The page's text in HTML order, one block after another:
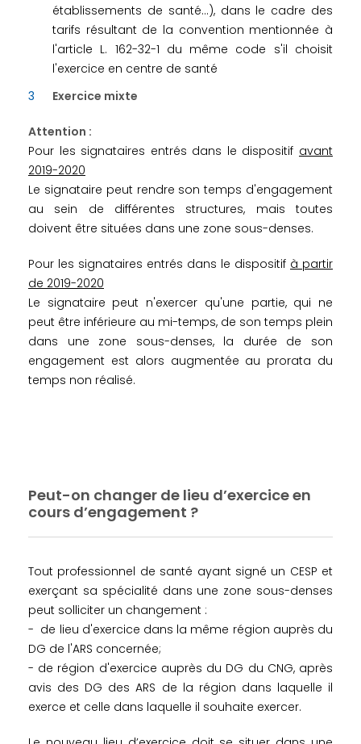
établissements de santé…), dans le cadre des
tarifs résultant de la convention mentionnée à
l'article L. 162-32-1 du même code s'il choisit
l'exercice en centre de santé
Exercice mixte
Attention :
Pour les signataires entrés dans le dispositif avant
2019-2020
Le signataire peut rendre son temps d'engagement
au sein de différentes structures, mais toutes
doivent être situées dans une zone sous-denses.
Pour les signataires entrés dans le dispositif à partir
de 2019-2020
Le signataire peut n'exercer qu'une partie, qui ne
peut être inférieure au mi-temps, de son temps plein
dans une zone sous-denses, la durée de son
engagement est alors augmentée au prorata du
temps non réalisé.
Peut-on changer de lieu d’exercice en
cours d’engagement ?
Tout professionnel de santé ayant signé un CESP et
exerçant sa spécialité dans une zone sous-denses
peut solliciter un changement :
- de lieu d'exercice dans la même région auprès du
DG de l'ARS concernée;
- de région d'exercice auprès du DG du CNG, après
avis des DG des ARS de la région dans laquelle il
exerce et celle dans laquelle il souhaite exercer.